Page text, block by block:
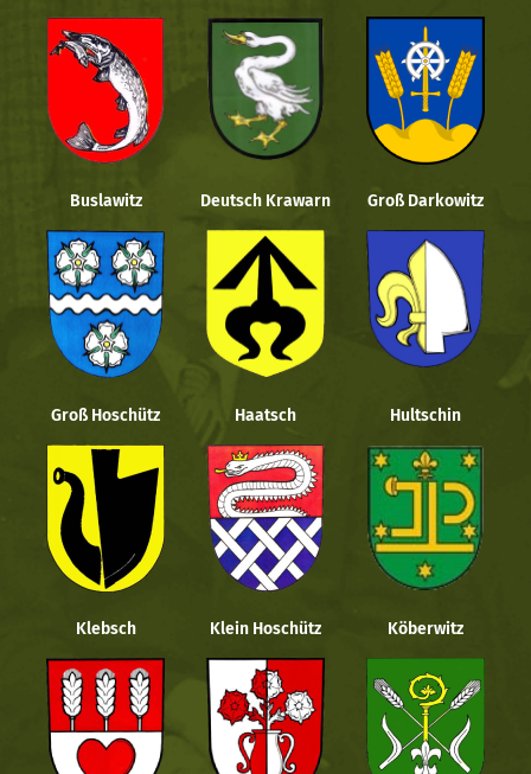
Buslawitz Deutsch Krawarn Groß Darkowitz
Groß Hoschütz Haatsch Hultschin
Klebsch Klein Hoschütz Köberwitz